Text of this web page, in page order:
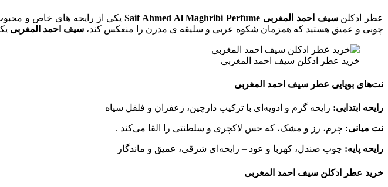
عطر ادکلنسیف احمد المغربی Saif Ahmed Al Maghribi Perfume
یکی از رایحه‌ های خاص و
چوبی و عمیق هستید که همزمان شکوه عربی و سلیقه‌ ی مدرن را منعکس کند، سیف احمد المغربی
خرید عطر ادکلن سیف احمد المغربی
نت‌های بویایی عطر سیف احمد المغربی
رایحه ابتدایی: رایحه گرم و ادویه‌ای با ترکیب دارچین، زعفران و فلفل سیاه
نت میانی: چرم، رز و مشک، که حس لاکچری و سلطنتی را القا می‌کند .
رایحه پایه: چوب صندل، کهربا و عود – رایحه‌ای شرقی، عمیق و ماندگار
خرید عطر ادکلن سیف احمد المغربی